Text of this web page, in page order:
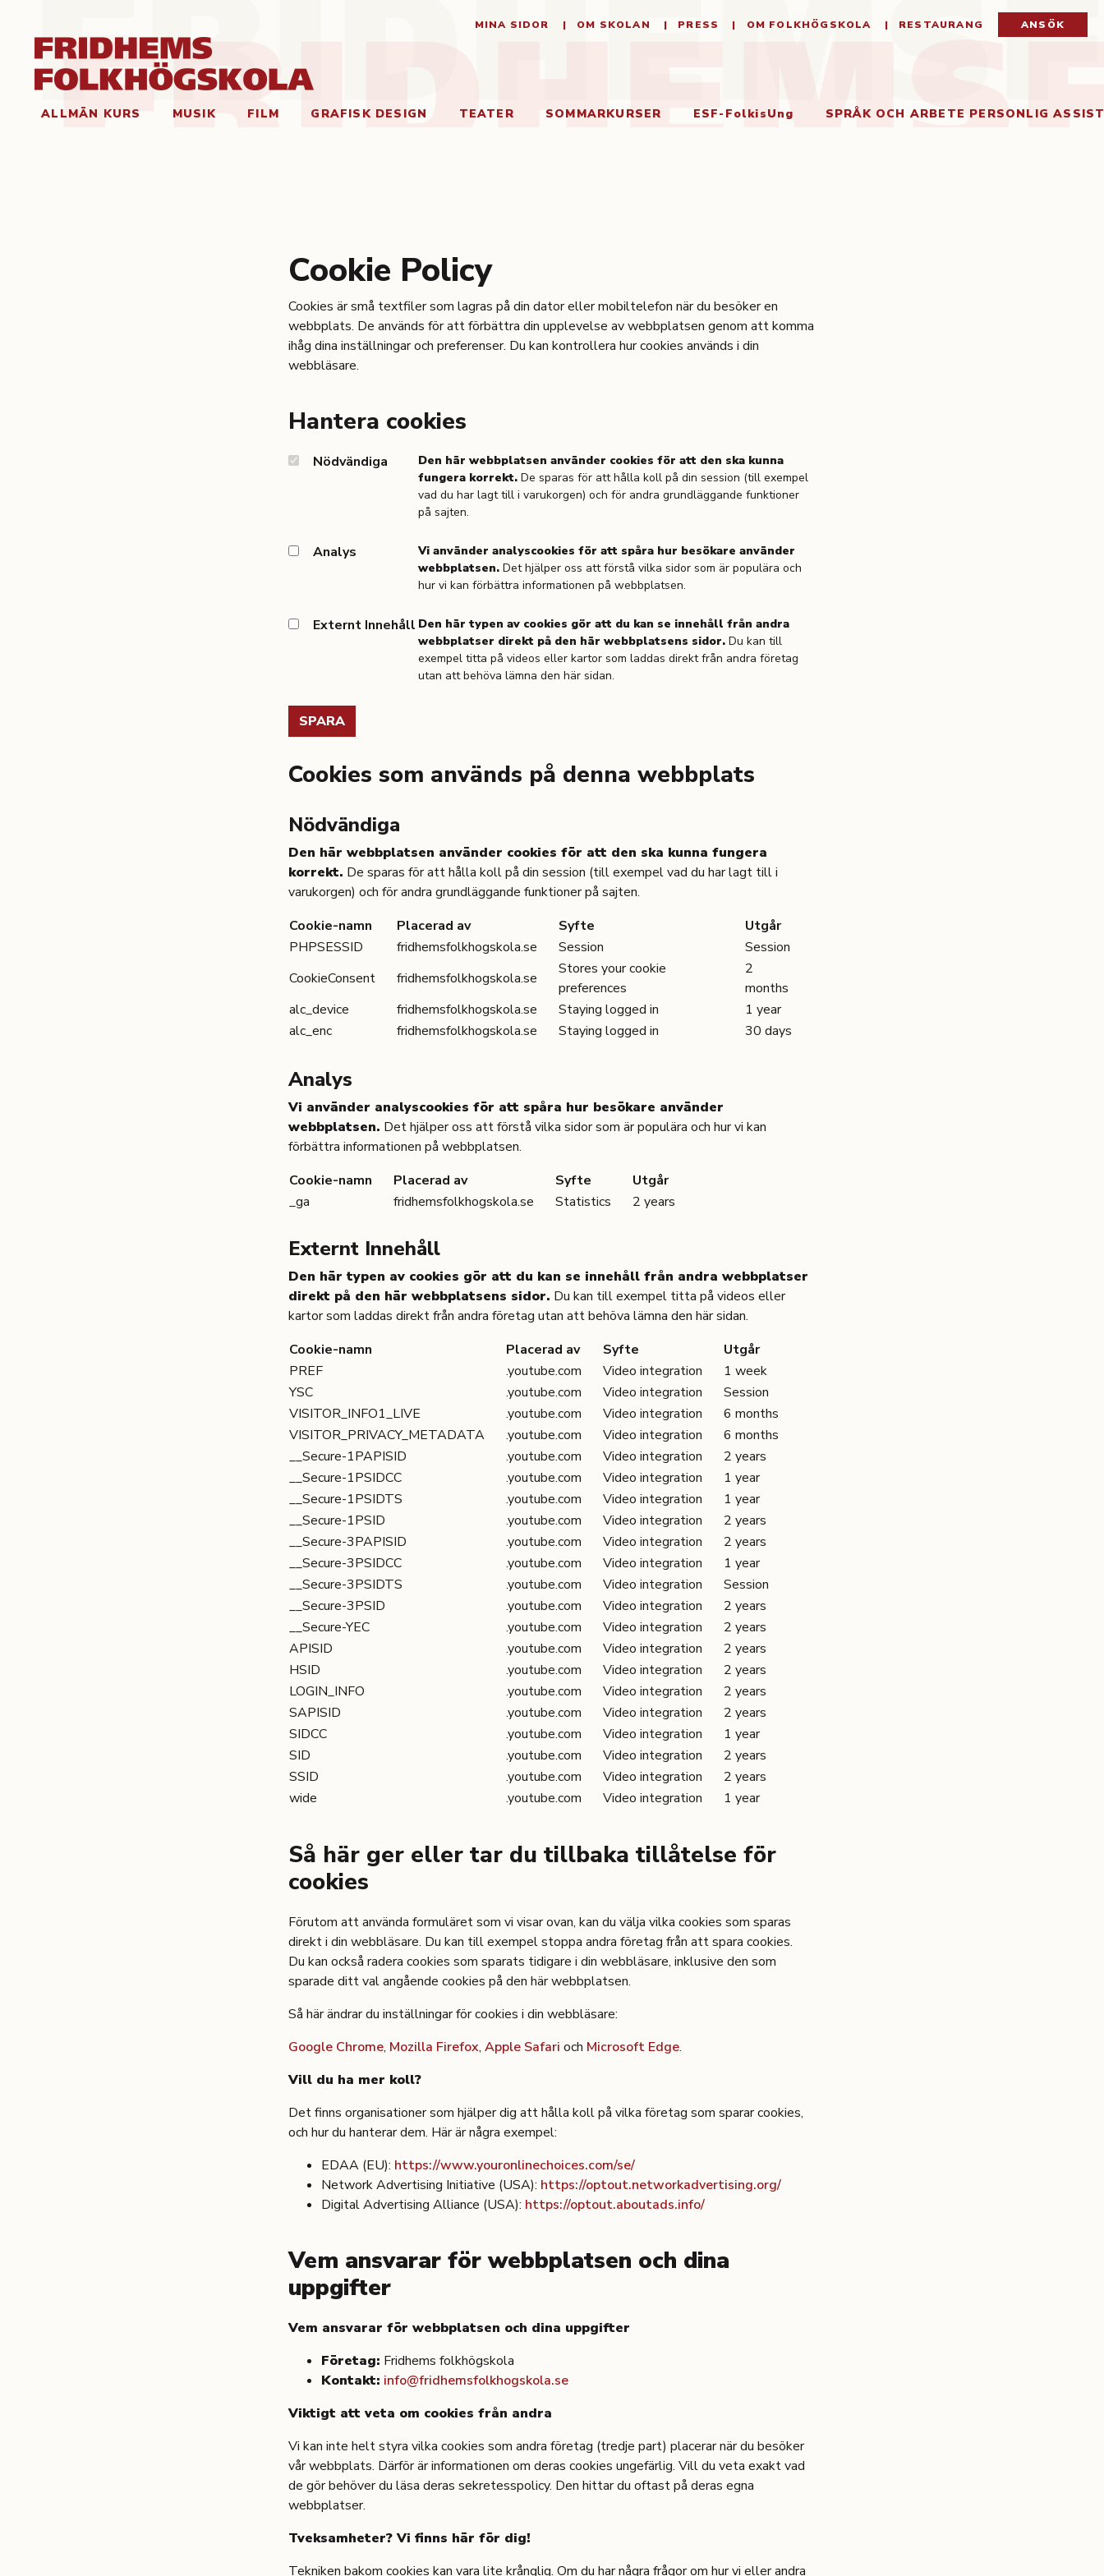
MINA SIDOR OM SKOLAN PRESS OM FOLKHÖGSKOLA RESTAURANG ANSÖK
ALLMÄN KURS MUSIK FILM GRAFISK DESIGN TEATER SOMMARKURSER ESF-FolkisUng SPRÅK OCH ARBETE PERSONLIG
Cookie Policy
Cookies är små textfiler som lagras på din dator eller mobiltelefon när du besöker en
webbplats. De används för att förbättra din upplevelse av webbplatsen genom att komma
ihåg dina inställningar och preferenser. Du kan kontrollera hur cookies används i din
webbläsare.
Hantera cookies
Nödvändiga
Den här webbplatsen använder cookies för att den ska kunna
fungera korrekt. De sparas för att hålla koll på din session (till exempel
vad du har lagt till i varukorgen) och för andra grundläggande funktioner
på sajten.
Analys
Vi använder analyscookies för att spåra hur besökare använder
webbplatsen. Det hjälper oss att förstå vilka sidor som är populära och
hur vi kan förbättra informationen på webbplatsen.
Externt Innehåll Den här typen av cookies gör att du kan se innehåll från andra
webbplatser direkt på den här webbplatsens sidor. Du kan till
exempel titta på videos eller kartor som laddas direkt från andra företag
utan att behöva lämna den här sidan.
Cookies som används på denna webbplats
Nödvändiga
Den här webbplatsen använder cookies för att den ska kunna fungera
korrekt. De sparas för att hålla koll på din session (till exempel vad du har lagt till i
varukorgen) och för andra grundläggande funktioner på sajten.
Cookie-namn
Placerad av Syfte
Utgår
PHPSESSID
fridhemsfolkhogskola.se Session
Session
CookieConsent
fridhemsfolkhogskola.se
Stores your cookie
preferences
2
months
alc_device
fridhemsfolkhogskola.se Staying logged in
1 year
alc_enc
fridhemsfolkhogskola.se Staying logged in 30 days
Analys
Vi använder analyscookies för att spåra hur besökare använder
webbplatsen. Det hjälper oss att förstå vilka sidor som är populära och hur vi kan
förbättra informationen på webbplatsen.
Cookie-namn
Placerad av Syfte
Utgår
_ga
fridhemsfolkhogskola.se Statistics 2 years
Externt Innehåll
Den här typen av cookies gör att du kan se innehåll från andra webbplatser
direkt på den här webbplatsens sidor. Du kan till exempel titta på videos eller
kartor som laddas direkt från andra företag utan att behöva lämna den här sidan.
Cookie-namn
Placerad av Syfte
Utgår
PREF
.youtube.com Video integration
1 week
YSC
.youtube.com Video integration
Session
VISITOR_INFO1_LIVE
.youtube.com Video integration
6 months
VISITOR_PRIVACY_METADATA
.youtube.com Video integration
6 months
__Secure-1PAPISID
.youtube.com Video integration
2 years
__Secure-1PSIDCC
.youtube.com Video integration
1 year
__Secure-1PSIDTS
.youtube.com Video integration
1 year
__Secure-1PSID
.youtube.com Video integration
2 years
__Secure-3PAPISID
.youtube.com Video integration
2 years
__Secure-3PSIDCC
.youtube.com Video integration
1 year
__Secure-3PSIDTS
.youtube.com Video integration
Session
__Secure-3PSID
.youtube.com Video integration
2 years
__Secure-YEC
.youtube.com Video integration
2 years
APISID
.youtube.com Video integration
2 years
HSID
.youtube.com Video integration
2 years
LOGIN_INFO
.youtube.com Video integration
2 years
SAPISID
.youtube.com Video integration
2 years
SIDCC
.youtube.com Video integration
1 year
SID
.youtube.com Video integration
2 years
SSID
.youtube.com Video integration
2 years
wide
.youtube.com Video integration 1 year
Så här ger eller tar du tillbaka tillåtelse för
cookies
Förutom att använda formuläret som vi visar ovan, kan du välja vilka cookies som sparas
direkt i din webbläsare. Du kan till exempel stoppa andra företag från att spara cookies.
Du kan också radera cookies som sparats tidigare i din webbläsare, inklusive den som
sparade ditt val angående cookies på den här webbplatsen.
Så här ändrar du inställningar för cookies i din webbläsare:
Google Chrome, Mozilla Firefox, Apple Safari och Microsoft Edge.
Vill du ha mer koll?
Det finns organisationer som hjälper dig att hålla koll på vilka företag som sparar cookies,
och hur du hanterar dem. Här är några exempel:
EDAA (EU): https://www.youronlinechoices.com/se/
Network Advertising Initiative (USA): https://optout.networkadvertising.org/
Digital Advertising Alliance (USA): https://optout.aboutads.info/
Vem ansvarar för webbplatsen och dina
uppgifter
Vem ansvarar för webbplatsen och dina uppgifter
Företag: Fridhems folkhögskola
Kontakt: info@fridhemsfolkhogskola.se
Viktigt att veta om cookies från andra
Vi kan inte helt styra vilka cookies som andra företag (tredje part) placerar när du besöker
vår webbplats. Därför är informationen om deras cookies ungefärlig. Vill du veta exakt vad
de gör behöver du läsa deras sekretesspolicy. Den hittar du oftast på deras egna
webbplatser.
Tveksamheter? Vi finns här för dig!
Tekniken bakom cookies kan vara lite krånglig. Om du har några frågor om hur vi eller andra